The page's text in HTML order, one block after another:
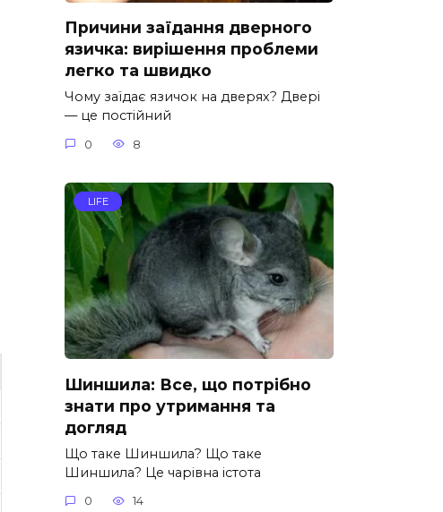
Причини заїдання дверного
язичка: вирішення проблеми
легко та швидко
Чому заїдає язичок на дверях? Двері
— це постійний
0 8
LIFE
Шиншила: Все, що потрібно
знати про утримання та
догляд
Що таке Шиншила? Що таке
Шиншила? Це чарівна істота
0 14